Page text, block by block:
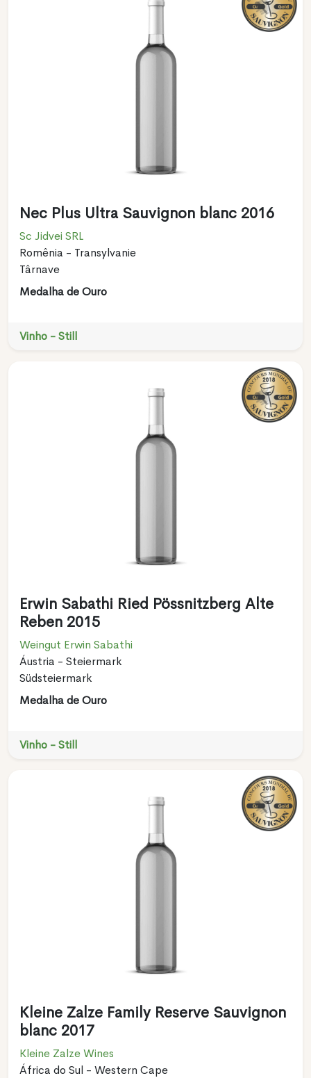
Nec Plus Ultra Sauvignon blanc 2016
Sc Jidvei SRL
Romênia - Transylvanie
Târnave
Medalha de Ouro
Vinho - Still
Erwin Sabathi Ried Pössnitzberg Alte
Reben 2015
Weingut Erwin Sabathi
Áustria - Steiermark
Südsteiermark
Medalha de Ouro
Vinho - Still
Kleine Zalze Family Reserve Sauvignon
blanc 2017
Kleine Zalze Wines
África do Sul - Western Cape